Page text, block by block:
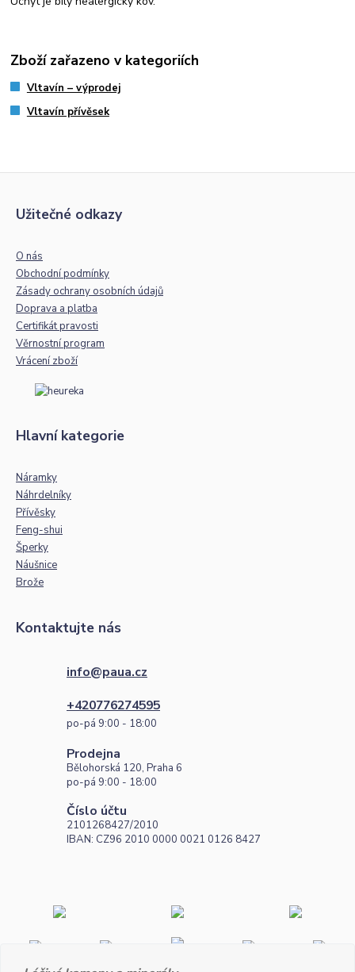
Zboží zařazeno v kategoriích
Vltavín – výprodej
Vltavín přívěsek
Užitečné odkazy
O nás
Obchodní podmínky
Zásady ochrany osobních údajů
Doprava a platba
Certifikát pravosti
Věrnostní program
Vrácení zboží
Hlavní kategorie
Náramky
Náhrdelníky
Přívěsky
Feng-shui
Šperky
Náušnice
Brože
Kontaktujte nás
info@paua.cz
+420776274595
po-pá 9:00 - 18:00
Prodejna
Bělohorská 120, Praha 6
po-pá 9:00 - 18:00
Číslo účtu
2101268427/2010
IBAN: CZ96 2010 0000 0021 0126 8427